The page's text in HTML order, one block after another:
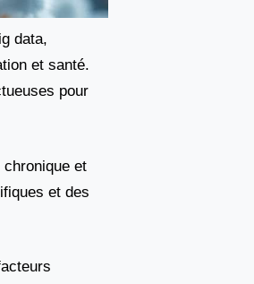
data,
et santé.
pour
et
et des